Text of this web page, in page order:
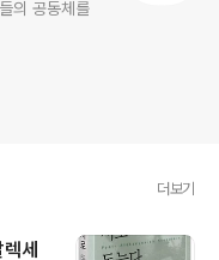
의 공동체를
더보기
세